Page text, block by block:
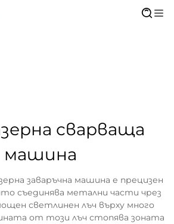
сварваща
машина
заваръчна машина е прецизен
съединява метални части чрез
светлинен лъч върху много
от този лъч стопява зоната